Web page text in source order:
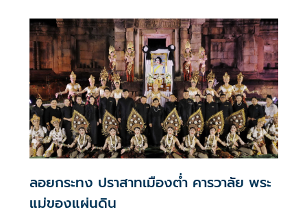
ลอยกระทง ปราสาทเมืองต่ำ คารวาลัย พระ
แม่ของแผ่นดิน